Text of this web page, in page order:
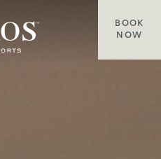
BOOK
NOW